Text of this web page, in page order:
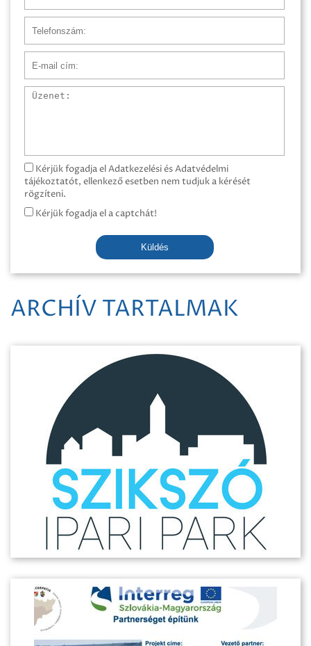
Üzenet
Kérjük fogadja el Adatkezelési és Adatvédelmi
tájékoztatót, ellenkező esetben nem tudjuk a kérését
rögzíteni.
Kérjük fogadja el a captchát!
Küldés
ARCHÍV TARTALMAK